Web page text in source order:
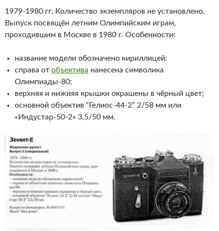
1979-1980 гг. Количество экземпляров не установлено.
Выпуск посвящён летним Олимпийским играм,
проходившим в Москве в 1980 г. Особенности:
название модели обозначено кириллицей:
справа от объектива нанесена символика
Олимпиады-80;
верхняя и нижняя крышки окрашены в чёрный цвет;
основной объектив “Гелиос-44-2” 2/58 мм или
«Индустар-50-2» 3,5/50 мм.